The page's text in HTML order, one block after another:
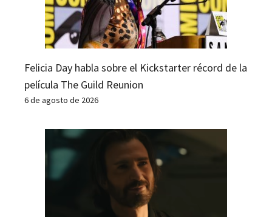
Felicia Day habla sobre el Kickstarter récord de la
película The Guild Reunion
6 de agosto de 2026